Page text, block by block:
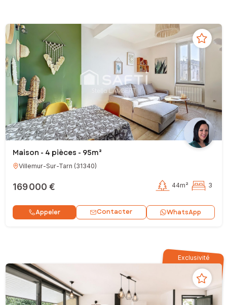
Maison - 4 pièces - 95m²
Villemur-Sur-Tarn (31340)
169 000 € 44m² 3
Appeler Contacter WhatsApp
Exclusivité